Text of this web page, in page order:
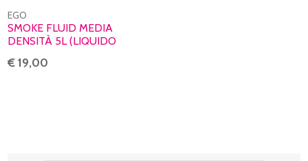
EGO
SMOKE FLUID MEDIA
DENSITÀ 5L (LIQUIDO
€ 19,00